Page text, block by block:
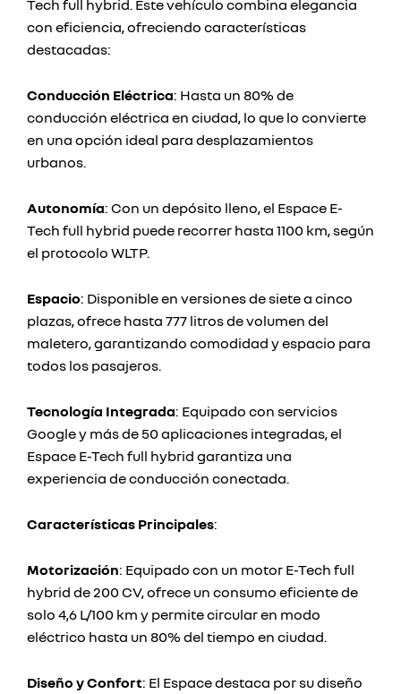
Tech full hybrid. Este vehículo combina elegancia
con eficiencia, ofreciendo características
destacadas:
Conducción Eléctrica: Hasta un 80% de
conducción eléctrica en ciudad, lo que lo convierte
en una opción ideal para desplazamientos
urbanos.
Autonomía: Con un depósito lleno, el Espace E-
Tech full hybrid puede recorrer hasta 1100 km, según
el protocolo WLTP.
Espacio: Disponible en versiones de siete a cinco
plazas, ofrece hasta 777 litros de volumen del
maletero, garantizando comodidad y espacio para
todos los pasajeros.
Tecnología Integrada: Equipado con servicios
Google y más de 50 aplicaciones integradas, el
Espace E-Tech full hybrid garantiza una
experiencia de conducción conectada.
Características Principales:
Motorización: Equipado con un motor E-Tech full
hybrid de 200 CV, ofrece un consumo eficiente de
solo 4,6 L/100 km y permite circular en modo
eléctrico hasta un 80% del tiempo en ciudad.
Diseño y Confort: El Espace destaca por su diseño